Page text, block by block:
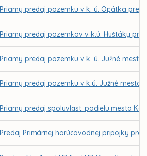
Priamy predaj pozemku v k. ú. Opátka pre
Priamy predaj pozemkov v k.ú. Huštáky pre
Priamy predaj pozemku v k. ú. Južné mesto
Priamy predaj pozemku v k.ú. Južné mesto
Priamy predaj spoluvlast. podielu mesta
Predaj Primárnej horúcovodnej prípojky pre